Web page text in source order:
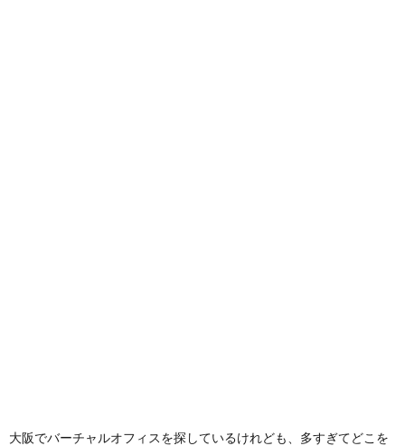
大阪でバーチャルオフィスを探しているけれども、多すぎてどこを